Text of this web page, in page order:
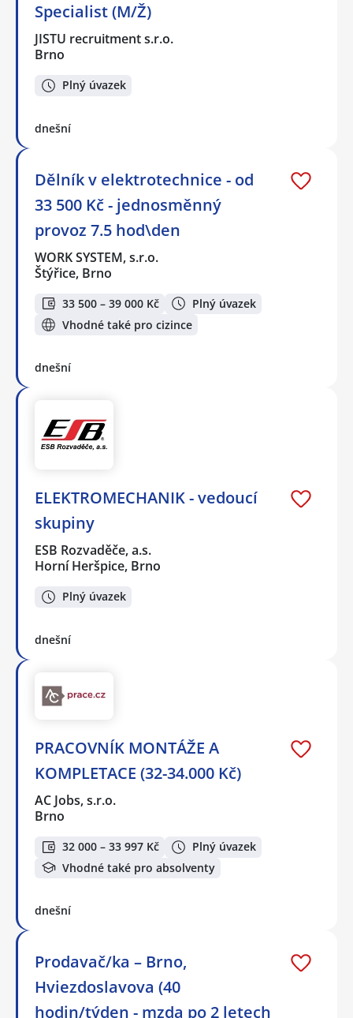
Specialist (M/Ž)
JISTU recruitment s.r.o.
Brno
Plný úvazek
dnešní
Dělník v elektrotechnice - od
33 500 Kč - jednosměnný
provoz 7.5 hod\den
WORK SYSTEM, s.r.o.
Štýřice, Brno
33 500 – 39 000 Kč
Plný úvazek
Vhodné také pro cizince
dnešní
ELEKTROMECHANIK - vedoucí
skupiny
ESB Rozvaděče, a.s.
Horní Heršpice, Brno
Plný úvazek
dnešní
PRACOVNÍK MONTÁŽE A
KOMPLETACE (32-34.000 Kč)
AC Jobs, s.r.o.
Brno
32 000 – 33 997 Kč
Plný úvazek
Vhodné také pro absolventy
dnešní
Prodavač/ka – Brno,
Hviezdoslavova (40
hodin/týden - mzda po 2 letech